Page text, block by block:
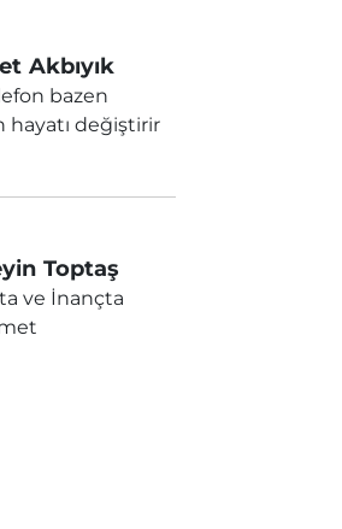
Akbıyık
bazen
hayatı değiştirir
Toptaş
ve İnançta